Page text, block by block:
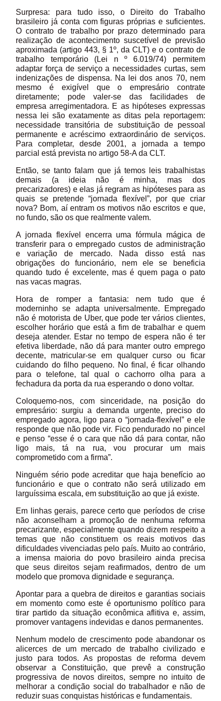
Surpresa: para tudo isso, o Direito do Trabalho
brasileiro já conta com figuras próprias e suficientes.
O contrato de trabalho por prazo determinado para
realização de acontecimento suscetível de previsão
aproximada (artigo 443, § 1º, da CLT) e o contrato de
trabalho temporário (Lei n º 6.019/74) permitem
adaptar força de serviço a necessidades curtas, sem
indenizações de dispensa. Na lei dos anos 70, nem
mesmo é exigível que o empresário contrate
diretamente; pode valer-se das facilidades de
empresa arregimentadora. E as hipóteses expressas
nessa lei são exatamente as ditas pela reportagem:
necessidade transitória de substituição de pessoal
permanente e acréscimo extraordinário de serviços.
Para completar, desde 2001, a jornada a tempo
parcial está prevista no artigo 58-A da CLT.
Então, se tanto falam que já temos leis trabalhistas
demais (a ideia não é minha, mas dos
precarizadores) e elas já regram as hipóteses para as
quais se pretende “jornada flexível”, por que criar
nova? Bom, aí entram os motivos não escritos e que,
no fundo, são os que realmente valem.
A jornada flexível encerra uma fórmula mágica de
transferir para o empregado custos de administração
e variação de mercado. Nada disso está nas
obrigações do funcionário, nem ele se beneficia
quando tudo é excelente, mas é quem paga o pato
nas vacas magras.
Hora de romper a fantasia: nem tudo que é
moderninho se adapta universalmente. Empregado
não é motorista de Uber, que pode ter vários clientes,
escolher horário que está a fim de trabalhar e quem
deseja atender. Estar no tempo de espera não é ter
efetiva liberdade, não dá para manter outro emprego
decente, matricular-se em qualquer curso ou ficar
cuidando do filho pequeno. No final, é ficar olhando
para o telefone, tal qual o cachorro olha para a
fechadura da porta da rua esperando o dono voltar.
Coloquemo-nos, com sinceridade, na posição do
empresário: surgiu a demanda urgente, preciso do
empregado agora, ligo para o “jornada-flexível” e ele
responde que não pode vir. Fico pendurado no pincel
e penso “esse é o cara que não dá para contar, não
ligo mais, tá na rua, vou procurar um mais
comprometido com a firma”.
Ninguém sério pode acreditar que haja benefício ao
funcionário e que o contrato não será utilizado em
larguíssima escala, em substituição ao que já existe.
Em linhas gerais, parece certo que períodos de crise
não aconselham a promoção de nenhuma reforma
precarizante, especialmente quando dizem respeito a
temas que não constituem os reais motivos das
dificuldades vivenciadas pelo país. Muito ao contrário,
a imensa maioria do povo brasileiro ainda precisa
que seus direitos sejam reafirmados, dentro de um
modelo que promova dignidade e segurança.
Apontar para a quebra de direitos e garantias sociais
em momento como este é oportunismo político para
tirar partido da situação econômica aflitiva e, assim,
promover vantagens indevidas e danos permanentes.
Nenhum modelo de crescimento pode abandonar os
alicerces de um mercado de trabalho civilizado e
justo para todos. As propostas de reforma devem
observar a Constituição, que prevê a construção
progressiva de novos direitos, sempre no intuito de
melhorar a condição social do trabalhador e não de
reduzir suas conquistas históricas e fundamentais.